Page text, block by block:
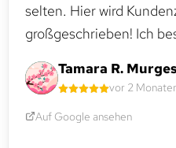
selten. Hier wird
großgeschrieben! Ich
Tamara R.
vor 2
Auf Google ansehen